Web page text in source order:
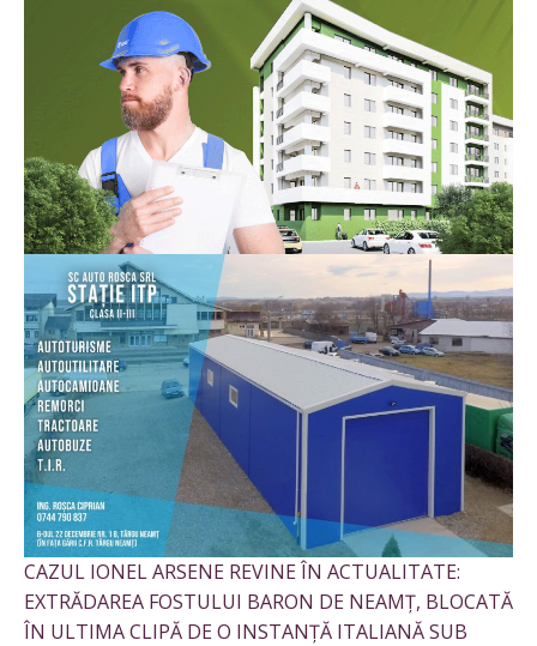
CAZUL IONEL ARSENE REVINE ÎN ACTUALITATE:
EXTRĂDAREA FOSTULUI BARON DE NEAMȚ, BLOCATĂ
ÎN ULTIMA CLIPĂ DE O INSTANȚĂ ITALIANĂ SUB